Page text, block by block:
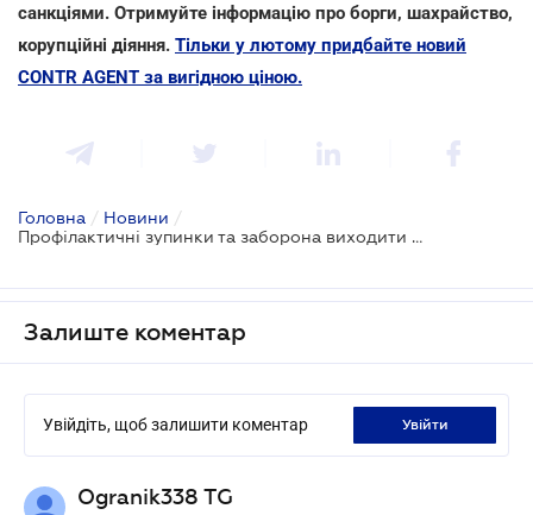
санкціями. Отримуйте інформацію про борги, шахрайство,
корупційні діяння. Тільки у лютому придбайте новий
CONTR AGENT за вигідною ціною.
Головна / Новини /
Профілактичні зупинки та заборона виходити з авто: зміни для водіїв
Залиште коментар
Увійдіть, щоб залишити коментар увійти
Ogranik338 TG